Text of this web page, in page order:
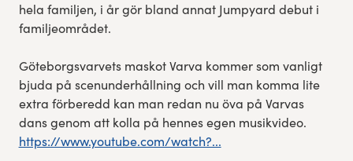
hela familjen, i år gör bland annat Jumpyard debut i
familjeområdet.
Göteborgsvarvets maskot Varva kommer som vanligt
bjuda på scenunderhållning och vill man komma lite
extra förberedd kan man redan nu öva på Varvas
dans genom att kolla på hennes egen musikvideo.
https://www.youtube.com/watch?...